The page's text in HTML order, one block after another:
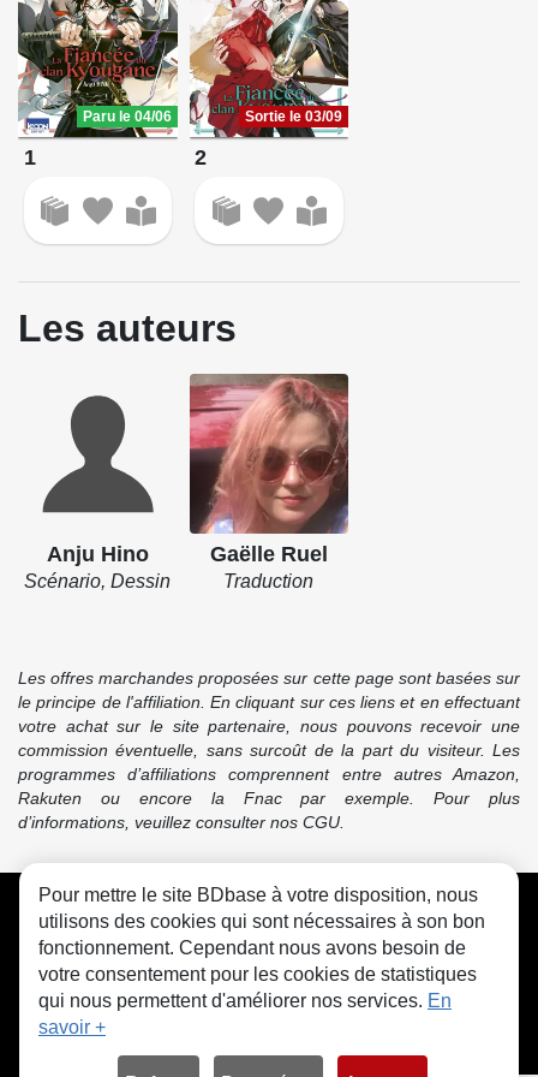
Paru le 04/06
1
Sortie le 03/09
2
Les auteurs
Anju Hino
Scénario, Dessin
Gaëlle Ruel
Traduction
Les offres marchandes proposées sur cette page sont basées sur
le principe de l'affiliation. En cliquant sur ces liens et en effectuant
votre achat sur le site partenaire, nous pouvons recevoir une
commission éventuelle, sans surcoût de la part du visiteur. Les
programmes d’affiliations comprennent entre autres Amazon,
Rakuten ou encore la Fnac par exemple. Pour plus
d’informations, veuillez consulter nos CGU.
CGU FAQ Contact Cookies
Pour mettre le site BDbase à votre disposition, nous
utilisons des cookies qui sont nécessaires à son bon
fonctionnement. Cependant nous avons besoin de
votre consentement pour les cookies de statistiques
qui nous permettent d'améliorer nos services. En
savoir +